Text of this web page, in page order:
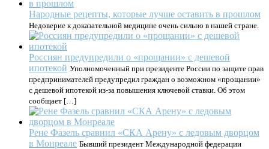
Народные рецепты, которые лучше оставить в прошлом
Недоверие к доказательной медицине очень сильно в нашей стране.
Россиян предупредили о «прощании» с дешевой
ипотекой Уполномоченный при президенте России по защите прав
предпринимателей предупредил граждан о возможном «прощании»
с дешевой ипотекой из-за повышения ключевой ставки. Об этом
сообщает […]
Рене Фазель сравнил «СКА Арену» с ледовым дворцом
в Монреале Бывший президент Международной федерации